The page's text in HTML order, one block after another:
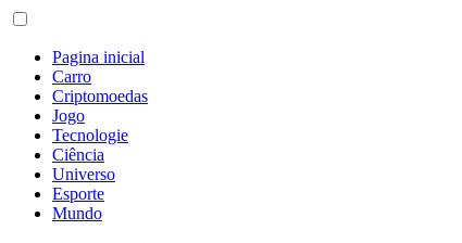
Pagina inicial
Carro
Criptomoedas
Jogo
Tecnologie
Ciência
Universo
Esporte
Mundo